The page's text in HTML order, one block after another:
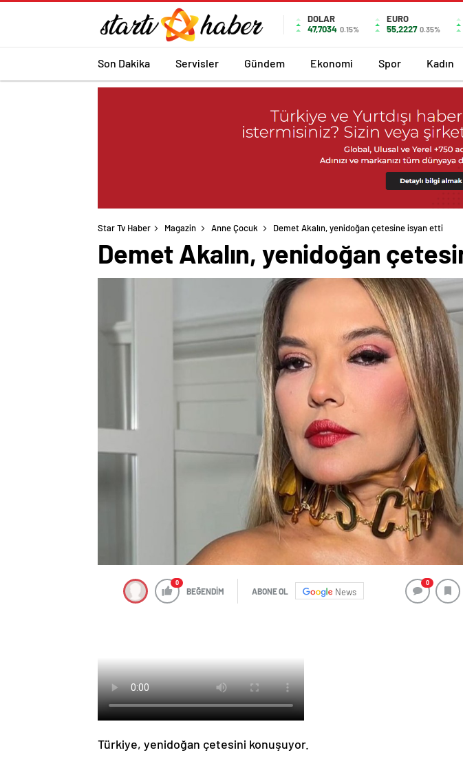
DOLAR
47,7034 0.15%
EURO
55,2227 0.35%
Son Dakika Servisler Gündem Ekonomi Spor Kadın
Star Tv Haber Magazin Anne Çocuk Demet Akalın, yenidoğan çetesine isyan etti
Demet Akalın, yenidoğan
0
BEĞENDİM ABONE OL News
0
Türkiye, yenidoğan çetesini konuşuyor.